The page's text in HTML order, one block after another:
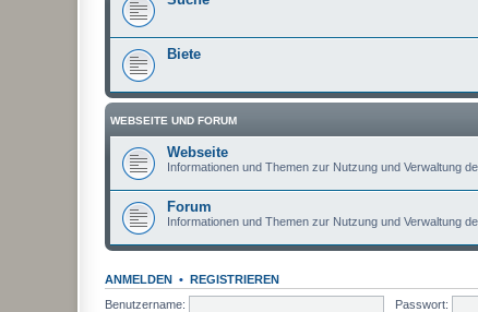
Biete
WEBSEITE UND FORUM
Webseite
Informationen und Themen zur Nutzung und Verwaltung
Forum
Informationen und Themen zur Nutzung und Verwaltung
ANMELDEN • REGISTRIEREN
Benutzername:
Passwort: